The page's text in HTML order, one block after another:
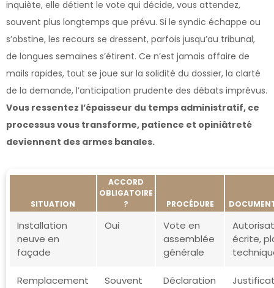
inquiète, elle détient le vote qui décide, vous attendez,
souvent plus longtemps que prévu. Si le syndic échappe ou
s’obstine, les recours se dressent, parfois jusqu’au tribunal,
de longues semaines s’étirent. Ce n’est jamais affaire de
mails rapides, tout se joue sur la solidité du dossier, la clarté
de la demande, l’anticipation prudente des débats imprévus.
Vous ressentez l’épaisseur du temps administratif, ce
processus vous transforme, patience et opiniâtreté
deviennent des armes banales.
SITUATION
ACCORD
OBLIGATOIRE
?
PROCÉDURE
Installation
neuve en
façade
Oui
Vote en
assemblée
générale
écrite,
Remplacement
Souvent
Déclaration